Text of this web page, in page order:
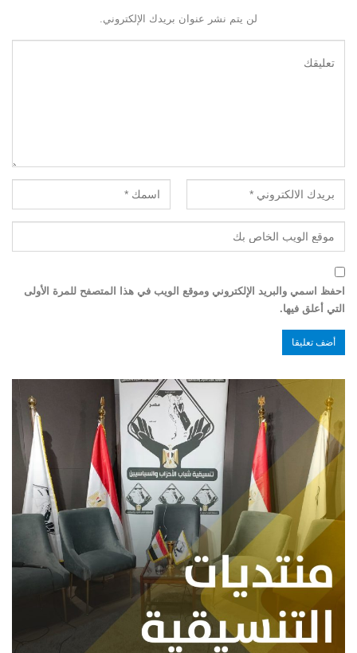
لن يتم نشر عنوان بريدك الإلكتروني.
احفظ اسمي والبريد الإلكتروني وموقع الويب في هذا المتصفح للمرة الأولى
التي أعلق فيها.